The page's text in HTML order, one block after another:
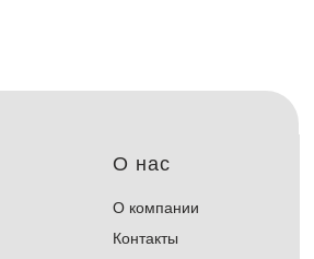
О нас
О компании
Контакты